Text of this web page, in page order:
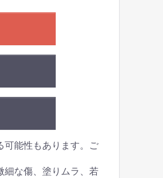
可能性もあります。ご
細な傷、塗りムラ、若